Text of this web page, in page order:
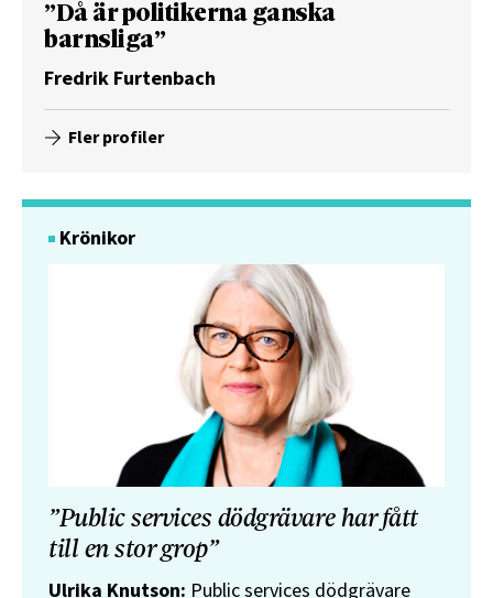
”Då är politikerna ganska
barnsliga”
Fredrik Furtenbach
Fler profiler
Krönikor
”Public services dödgrävare har fått
till en stor grop”
Ulrika Knutson: Public services dödgrävare